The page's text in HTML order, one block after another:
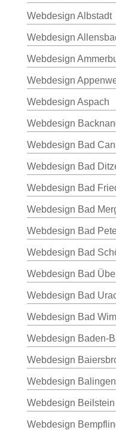
Webdesign Albstadt
Webdesign
Webdesign
Webdesign
Webdesign Aspach
Webdesign
Webdesign Bad
Webdesign Bad
Webdesign Bad
Webdesign Bad
Webdesign Bad
Webdesign Bad
Webdesign Bad
Webdesign Bad
Webdesign Bad
Webdesign Baden-
Webdesign
Webdesign Balingen
Webdesign Beilstein
Webdesign